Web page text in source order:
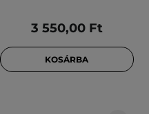
3 550,00 Ft
KOSÁRBA